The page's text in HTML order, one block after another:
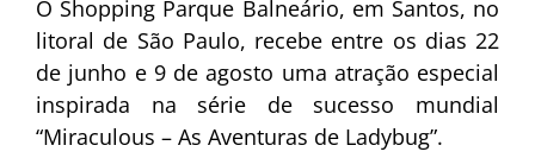
O Shopping Parque Balneário, em Santos, no
litoral de São Paulo, recebe entre os dias 22
de junho e 9 de agosto uma atração especial
inspirada na série de sucesso mundial
“Miraculous – As Aventuras de Ladybug”.